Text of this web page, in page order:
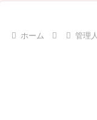
ホーム 管理